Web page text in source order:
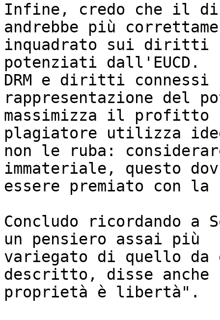
Infine, credo che il
andrebbe più
inquadrato sui diritti
potenziati dall'EUCD.
DRM e diritti connessi
rappresentazione del
massimizza il profitto
plagiatore utilizza
non le ruba:
immateriale, questo
essere premiato con
Concludo ricordando a
un pensiero assai più
variegato di quello da
descritto, disse
proprietà è libertà".